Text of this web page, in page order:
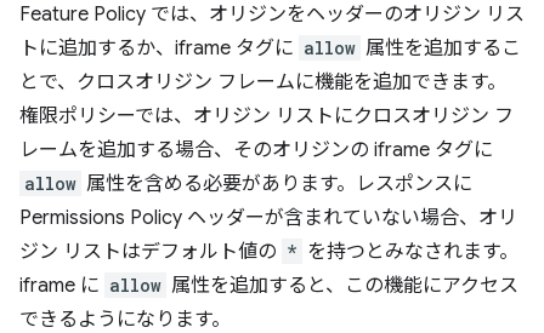
Feature Policy では、オリジンをヘッダーのオリジン リス
トに追加するか、iframe タグに allow 属性を追加するこ
とで、クロスオリジン フレームに機能を追加できます。
権限ポリシーでは、オリジン リストにクロスオリジン フ
レームを追加する場合、そのオリジンの iframe タグに
allow 属性を含める必要があります。レスポンスに
Permissions Policy ヘッダーが含まれていない場合、オリ
ジン リストはデフォルト値の * を持つとみなされます。
iframe に allow 属性を追加すると、この機能にアクセス
できるようになります。